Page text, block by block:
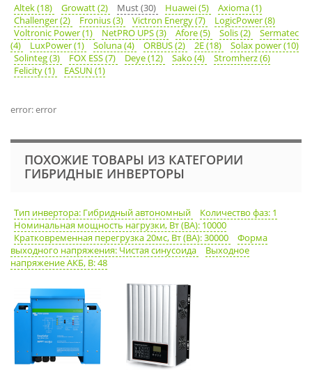
Altek (18) Growatt (2) Must (30) Huawei (5)
Axioma (1)
Challenger (2)
Fronius (3) Victron Energy (7)
LogicPower (8)
Voltronic Power (1)
NetPRO UPS (3) Afore (5) Solis (2)
Sermatec
(4)
LuxPower (1) Soluna (4) ORBUS (2) 2E (18)
Solax power (10)
Solinteg (3)
FOX ESS (7) Deye (12) Sako (4)
Stromherz (6)
Felicity (1)
EASUN (1)
error: error
ПОХОЖИЕ ТОВАРЫ ИЗ КАТЕГОРИИ
ГИБРИДНЫЕ ИНВЕРТОРЫ
Тип инвертора: Гибридный автономный
Количество фаз: 1
Номинальная мощность нагрузки, Вт (ВА): 10000
Кратковременная перегрузка 20мс, Вт (ВА): 30000
Форма
выходного напряжения: Чистая синусоида
Выходное
напряжение АКБ, В: 48